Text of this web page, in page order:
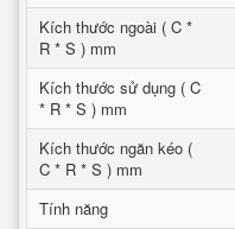
Kích thước ngoài ( C *
R * S ) mm
Kích thước sử dụng ( C
* R * S ) mm
Kích thước ngăn kéo (
C * R * S ) mm
Tính năng